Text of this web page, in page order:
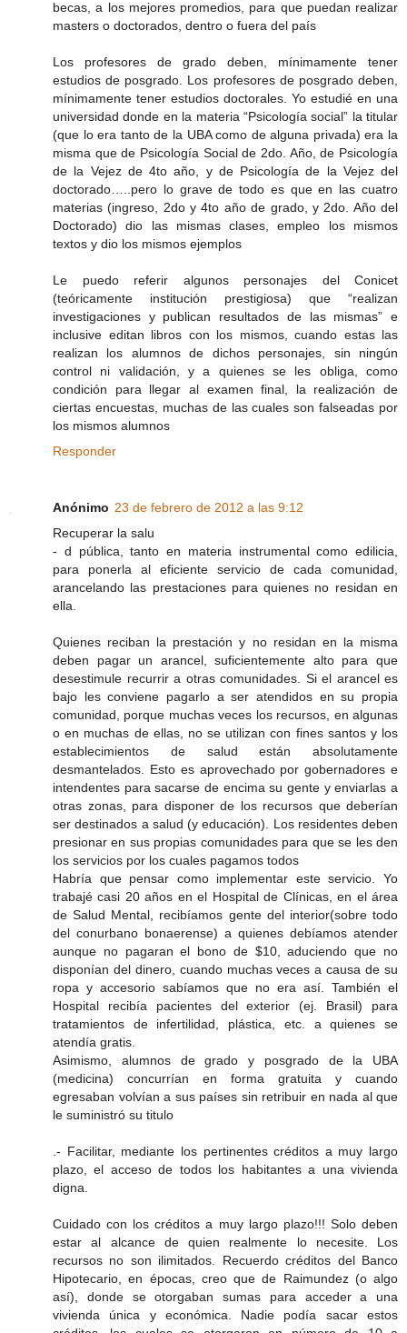
becas, a los mejores promedios, para que puedan realizar
masters o doctorados, dentro o fuera del país
Los profesores de grado deben, mínimamente tener
estudios de posgrado. Los profesores de posgrado deben,
mínimamente tener estudios doctorales. Yo estudié en una
universidad donde en la materia “Psicología social” la titular
(que lo era tanto de la UBA como de alguna privada) era la
misma que de Psicología Social de 2do. Año, de Psicología
de la Vejez de 4to año, y de Psicología de la Vejez del
doctorado…..pero lo grave de todo es que en las cuatro
materias (ingreso, 2do y 4to año de grado, y 2do. Año del
Doctorado) dio las mismas clases, empleo los mismos
textos y dio los mismos ejemplos
Le puedo referir algunos personajes del Conicet
(teóricamente institución prestigiosa) que “realizan
investigaciones y publican resultados de las mismas” e
inclusive editan libros con los mismos, cuando estas las
realizan los alumnos de dichos personajes, sin ningún
control ni validación, y a quienes se les obliga, como
condición para llegar al examen final, la realización de
ciertas encuestas, muchas de las cuales son falseadas por
los mismos alumnos
Responder
Anónimo 23 de febrero de 2012 a las 9:12
Recuperar la salu
- d pública, tanto en materia instrumental como edilicia,
para ponerla al eficiente servicio de cada comunidad,
arancelando las prestaciones para quienes no residan en
ella.
Quienes reciban la prestación y no residan en la misma
deben pagar un arancel, suficientemente alto para que
desestimule recurrir a otras comunidades. Si el arancel es
bajo les conviene pagarlo a ser atendidos en su propia
comunidad, porque muchas veces los recursos, en algunas
o en muchas de ellas, no se utilizan con fines santos y los
establecimientos de salud están absolutamente
desmantelados. Esto es aprovechado por gobernadores e
intendentes para sacarse de encima su gente y enviarlas a
otras zonas, para disponer de los recursos que deberían
ser destinados a salud (y educación). Los residentes deben
presionar en sus propias comunidades para que se les den
los servicios por los cuales pagamos todos
Habría que pensar como implementar este servicio. Yo
trabajé casi 20 años en el Hospital de Clínicas, en el área
de Salud Mental, recibíamos gente del interior(sobre todo
del conurbano bonaerense) a quienes debíamos atender
aunque no pagaran el bono de $10, aduciendo que no
disponían del dinero, cuando muchas veces a causa de su
ropa y accesorio sabíamos que no era así. También el
Hospital recibía pacientes del exterior (ej. Brasil) para
tratamientos de infertilidad, plástica, etc. a quienes se
atendía gratis.
Asimismo, alumnos de grado y posgrado de la UBA
(medicina) concurrían en forma gratuita y cuando
egresaban volvían a sus países sin retribuir en nada al que
le suministró su titulo
.- Facilitar, mediante los pertinentes créditos a muy largo
plazo, el acceso de todos los habitantes a una vivienda
digna.
Cuidado con los créditos a muy largo plazo!!! Solo deben
estar al alcance de quien realmente lo necesite. Los
recursos no son ilimitados. Recuerdo créditos del Banco
Hipotecario, en épocas, creo que de Raimundez (o algo
así), donde se otorgaban sumas para acceder a una
vivienda única y económica. Nadie podía sacar estos